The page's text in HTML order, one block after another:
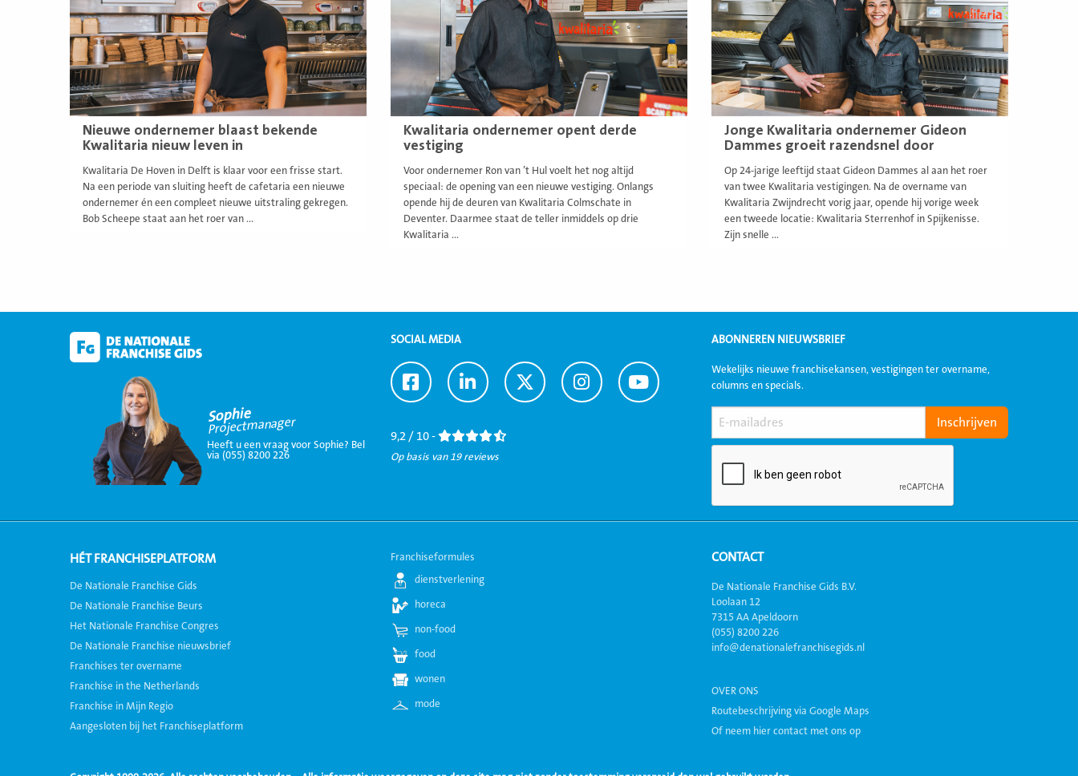
Nieuwe ondernemer blaast bekende
Kwalitaria nieuw leven in
Kwalitaria De Hoven in Delft is klaar voor een frisse start.
Na een periode van sluiting heeft de cafetaria een nieuwe
ondernemer én een compleet nieuwe uitstraling gekregen.
Bob Scheepe staat aan het roer van ...
Kwalitaria ondernemer opent derde
vestiging
Voor ondernemer Ron van ’t Hul voelt het nog altijd
speciaal: de opening van een nieuwe vestiging. Onlangs
opende hij de deuren van Kwalitaria Colmschate in
Deventer. Daarmee staat de teller inmiddels op drie
Kwalitaria ...
Jonge Kwalitaria ondernemer Gideon
Dammes groeit razendsnel door
Op 24-jarige leeftijd staat Gideon Dammes al aan het roer
van twee Kwalitaria vestigingen. Na de overname van
Kwalitaria Zwijndrecht vorig jaar, opende hij vorige week
een tweede locatie: Kwalitaria Sterrenhof in Spijkenisse.
Zijn snelle ...
Sophie
Projectmanager
Heeft u een vraag voor Sophie? Bel
via (055) 8200 226
SOCIAL MEDIA
Ga
naar
Ga
naar
Ga
naar
Ga
naar
Ga
naar
9,2 / 10 -
Op basis van 19 reviews
ABONNEREN NIEUWSBRIEF
Wekelijks nieuwe franchisekansen, vestigingen ter overname,
columns en specials.
HÉT FRANCHISEPLATFORM
De Nationale Franchise Gids
De Nationale Franchise Beurs
Het Nationale Franchise Congres
De Nationale Franchise nieuwsbrief
Franchises ter overname
Franchise in the Netherlands
Franchise in Mijn Regio
Aangesloten bij het Franchiseplatform
Franchiseformules
dienstverlening
horeca
non-food
food
wonen
mode
CONTACT
De Nationale Franchise Gids B.V.
Loolaan 12
7315 AA Apeldoorn
(055) 8200 226
info@denationalefranchisegids.nl
OVER ONS
Routebeschrijving via Google Maps
Of neem hier contact met ons op